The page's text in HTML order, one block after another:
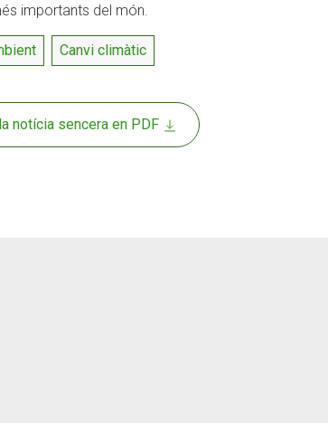
importants del món.
Canvi climàtic
notícia sencera en PDF